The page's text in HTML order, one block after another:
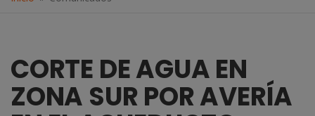
CORTE DE AGUA EN
ZONA SUR POR AVERÍA